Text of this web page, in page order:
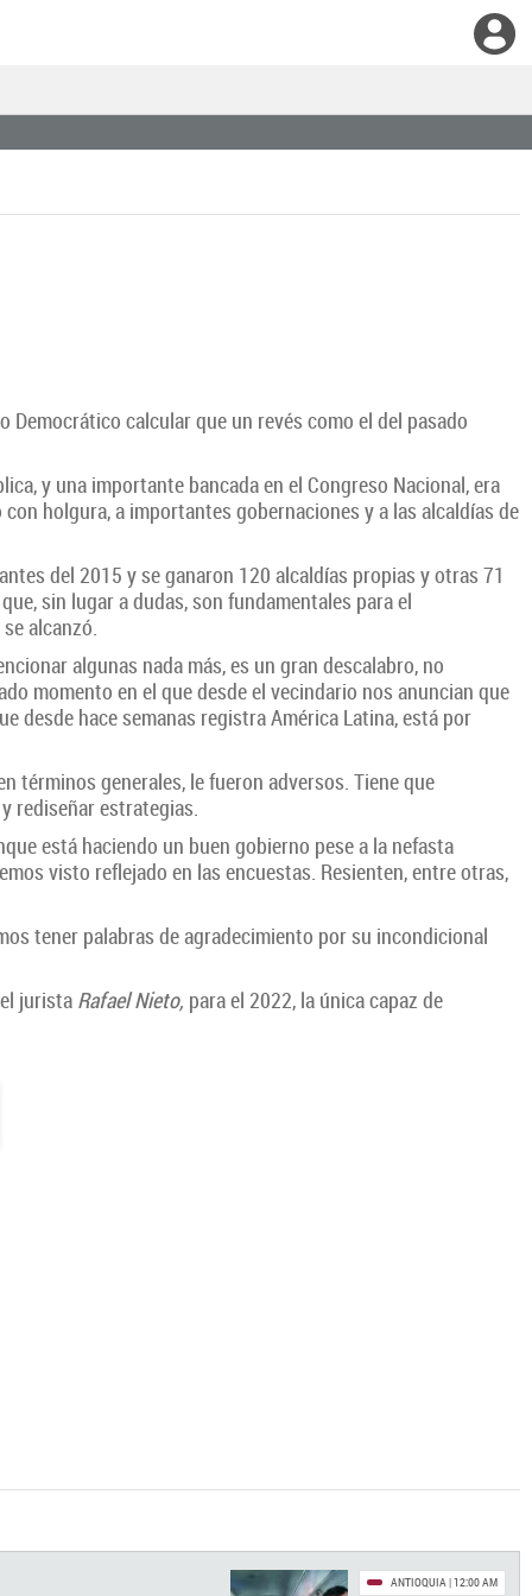
calcular que un revés como el del pasado
y una importante bancada en el Congreso Nacional, era
holgura, a importantes gobernaciones y a las alcaldías de
del 2015 y se ganaron 120 alcaldías propias y otras 71
sin lugar a dudas, son fundamentales para el
alcanzó.
algunas nada más, es un gran descalabro, no
momento en el que desde el vecindario nos anuncian que
desde hace semanas registra América Latina, está por
términos generales, le fueron adversos. Tiene que
rediseñar estrategias.
está haciendo un buen gobierno pese a la nefasta
visto reflejado en las encuestas. Resienten, entre otras,
tener palabras de agradecimiento por su incondicional
jurista Rafael Nieto, para el 2022, la única capaz de